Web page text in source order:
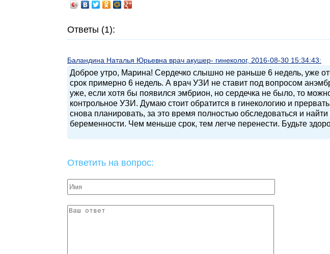
Ответы (1):
Баландина Наталья Юрьевна врач акушер- гинеколог, 2016-08-30 15:34:43:
Доброе утро, Марина! Сердечко слышно не раньше 6 недель, уже
срок примерно 6 недель. А врач УЗИ не ставит под вопросом
уже, если хотя бы появился эмбрион, но сердечка не было, то
контрольное УЗИ. Думаю стоит обратится в гинекологию и
снова планировать, за это время полностью обследоваться и
беременности. Чем меньше срок, тем легче перенести. Будьте
Ответить на вопрос: